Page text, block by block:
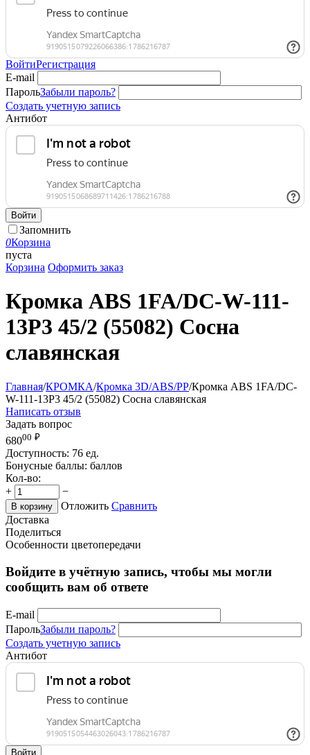
ВойтиРегистрация
E-mail
ПарольЗабыли пароль?
Создать учетную запись
Антибот
Войти
Запомнить
0Корзина
пуста
Корзина Оформить заказ
Кромка ABS 1FA/DC-W-111-
13P3 45/2 (55082) Сосна
славянская
Главная/КРОМКА/Кромка 3D/ABS/PP/Кромка ABS 1FA/DC-
W-111-13P3 45/2 (55082) Сосна славянская
Написать отзыв
Задать вопрос
68000 ₽
Доступность: 76 ед.
Бонусные баллы: баллов
Кол-во:
+
−
В корзину Отложить Сравнить
Доставка
Поделиться
Особенности цветопередачи
Войдите в учётную запись, чтобы мы могли
сообщить вам об ответе
E-mail
ПарольЗабыли пароль?
Создать учетную запись
Антибот
Войти